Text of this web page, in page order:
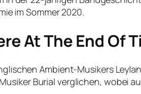
im Sommer 2020.
At The End Of
Ambient-Musikers
Burial verglichen, wobei